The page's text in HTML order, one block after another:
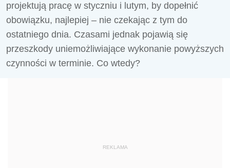
projektują pracę w styczniu i lutym, by dopełnić
obowiązku, najlepiej – nie czekając z tym do
ostatniego dnia. Czasami jednak pojawią się
przeszkody uniemożliwiające wykonanie powyższych
czynności w terminie. Co wtedy?
REKLAMA